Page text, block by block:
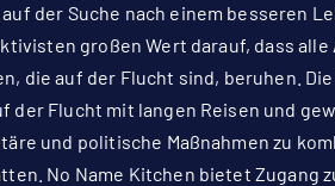
der Suche nach einem besseren
großen Wert darauf, dass
die auf der Flucht sind, beruhen.
der Flucht mit langen Reisen und
und politische Maßnahmen zu
No Name Kitchen bietet Zugang